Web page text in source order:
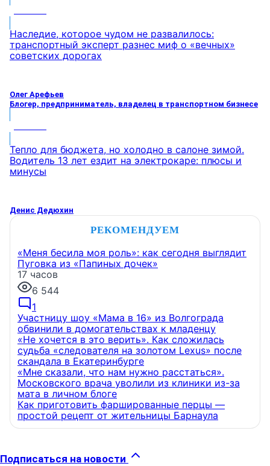
Наследие, которое чудом не развалилось:
транспортный эксперт разнес миф о «вечных»
советских дорогах
Олег Арефьев
Блогер, предприниматель, владелец в транспортном бизнесе
Тепло для бюджета, но холодно в салоне зимой.
Водитель 13 лет ездит на электрокаре: плюсы и
минусы
Денис Дедюхин
РЕКОМЕНДУЕМ
«Меня бесила моя роль»: как сегодня выглядит
Пуговка из «Папиных дочек»
17 часов
6 544
1
Участницу шоу «Мама в 16» из Волгограда
обвинили в домогательствах к младенцу
«Не хочется в это верить». Как сложилась
судьба «следователя на золотом Lexus» после
скандала в Екатеринбурге
«Мне сказали, что нам нужно расстаться».
Московского врача уволили из клиники из-за
мата в личном блоге
Как приготовить фаршированные перцы —
простой рецепт от жительницы Барнаула
Подписаться на новости